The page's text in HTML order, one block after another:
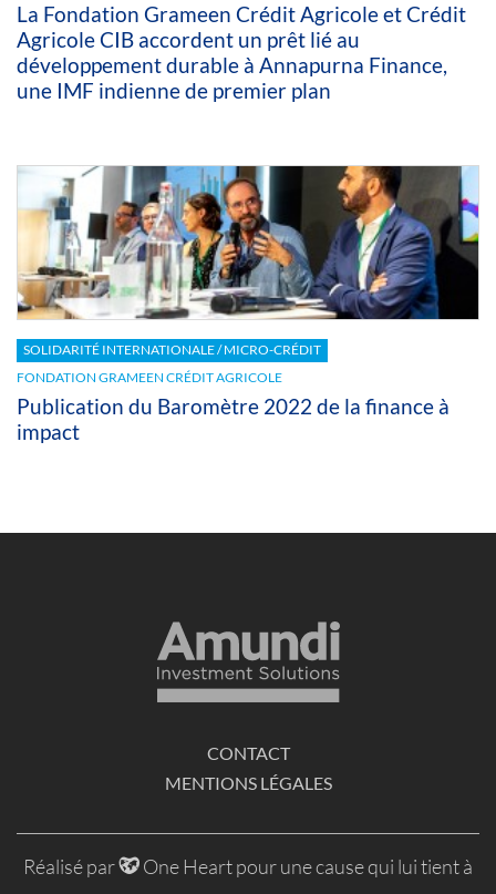
La Fondation Grameen Crédit Agricole et Crédit
Agricole CIB accordent un prêt lié au
développement durable à Annapurna Finance,
une IMF indienne de premier plan
SOLIDARITÉ INTERNATIONALE / MICRO-CRÉDIT
FONDATION GRAMEEN CRÉDIT AGRICOLE
Publication du Baromètre 2022 de la finance à
impact
CONTACT
MENTIONS LÉGALES
Réalisé par
One Heart pour une cause qui lui tient à